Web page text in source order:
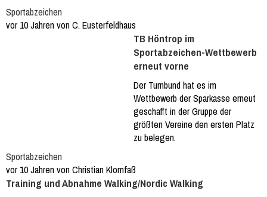
Sportabzeichen
vor 10 Jahren von C. Eusterfeldhaus
TB Höntrop im
Sportabzeichen-Wettbewerb
erneut vorne
Der Turnbund hat es im
Wettbewerb der Sparkasse erneut
geschafft in der Gruppe der
größten Vereine den ersten Platz
zu belegen.
Sportabzeichen
vor 10 Jahren von Christian Klomfaß
Training und Abnahme Walking/Nordic Walking